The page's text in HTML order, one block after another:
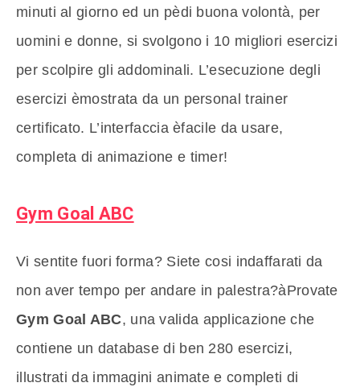
minuti al giorno ed un pèdi buona volontà, per
uomini e donne, si svolgono i 10 migliori esercizi
per scolpire gli addominali. L’esecuzione degli
esercizi èmostrata da un personal trainer
certificato. L’interfaccia èfacile da usare,
completa di animazione e timer!
Gym Goal ABC
Vi sentite fuori forma? Siete cosi indaffarati da
non aver tempo per andare in palestra?àProvate
Gym Goal ABC, una valida applicazione che
contiene un database di ben 280 esercizi,
illustrati da immagini animate e completi di